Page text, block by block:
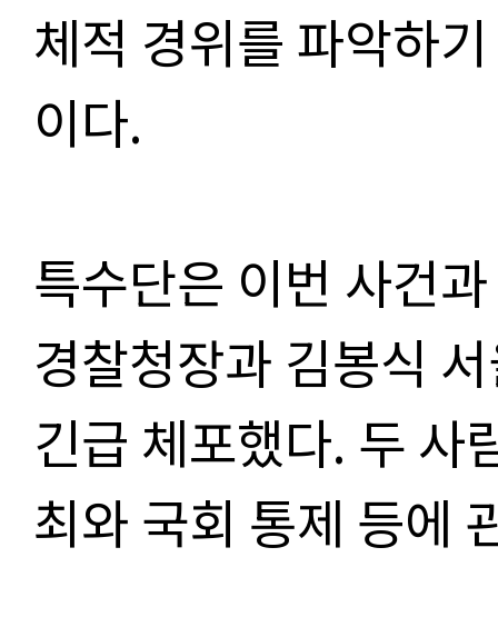
체적 경위를 파악하
이다.
특수단은 이번 사건
경찰청장과 김봉식
긴급 체포했다. 두 사
최와 국회 통제 등에